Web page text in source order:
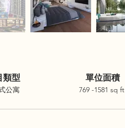
類型
公寓
單位面積
769 -1581 sq ft